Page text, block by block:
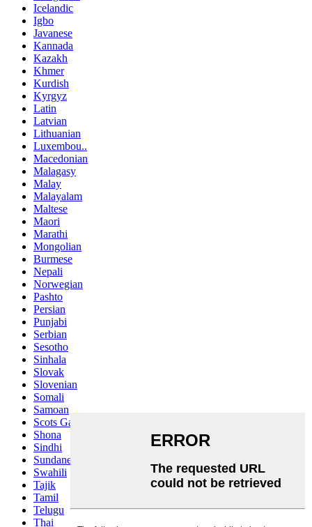
Icelandic
Igbo
Javanese
Kannada
Kazakh
Khmer
Kurdish
Kyrgyz
Latin
Latvian
Lithuanian
Luxembou..
Macedonian
Malagasy
Malay
Malayalam
Maltese
Maori
Marathi
Mongolian
Burmese
Nepali
Norwegian
Pashto
Persian
Punjabi
Serbian
Sesotho
Sinhala
Slovak
Slovenian
Somali
Samoan
Scots Gaelic
Shona
Sindhi
Sundanese
Swahili
Tajik
Tamil
Telugu
Thai